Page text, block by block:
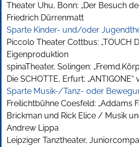
Theater Uhu, Bonn: „Der Besuch
Friedrich Dürrenmatt
Sparte Kinder- und/oder
Piccolo Theater Cottbus: „TOUCH
Eigenproduktion
spinaTheater, Solingen:
Die SCHOTTE, Erfurt:
Sparte Musik-/Tanz- oder
Freilichtbühne Coesfeld: „Addams
Brickman und Rick Elice / Musik
Andrew Lippa
Leipziger Tanztheater,